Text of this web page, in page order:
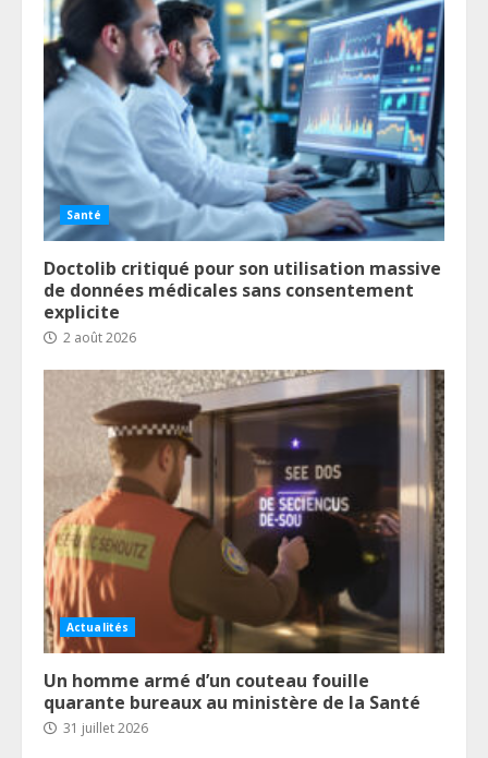
Santé
Doctolib critiqué pour son utilisation massive
de données médicales sans consentement
explicite
2 août 2026
Actualités
Un homme armé d’un couteau fouille
quarante bureaux au ministère de la Santé
31 juillet 2026